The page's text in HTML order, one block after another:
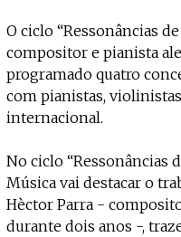
O ciclo “Ressonâncias
compositor e pianista
programado quatro
com pianistas,
internacional.
No ciclo “Ressonâncias
Música vai destacar o
Hèctor Parra -
durante dois anos -,